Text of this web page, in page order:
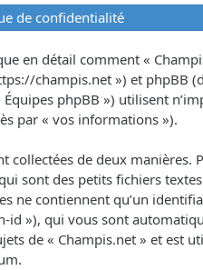
de confidentialité
en détail comment «
champis.net ») et phpBB
phpBB ») utilisent
par « vos informations »).
collectées de deux manières.
sont des petits fichiers
ne contiennent qu’un
id »), qui vous sont
de « Champis.net » et est